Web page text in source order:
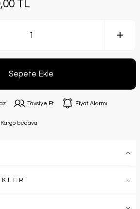
TL
Sepete Ekle
Tavsiye Et Fiyat Alarmı
Kargo bedava